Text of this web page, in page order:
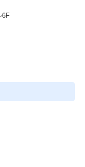
6F